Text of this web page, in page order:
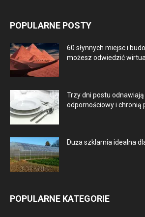
POPULARNE POSTY
60 słynnych miejsc i
możesz odwiedzić
Trzy dni postu odnawiają
odpornościowy i chronią
Duża szklarnia idealna
POPULARNE KATEGORIE